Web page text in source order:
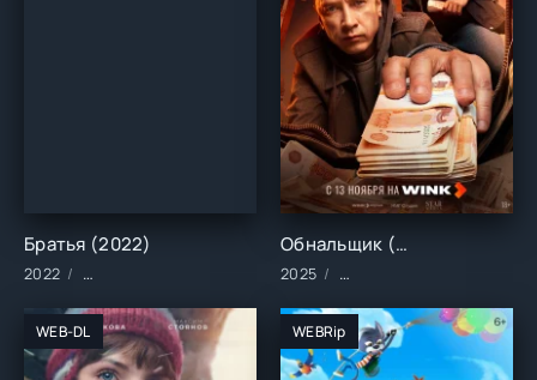
Братья (2022)
2022 Сериалы/2022 год/Зарубежные/Русские/Комедия
Обнальщик (2025)
2025 Сериалы/Зарубежные/
WEB-DL WEBRip